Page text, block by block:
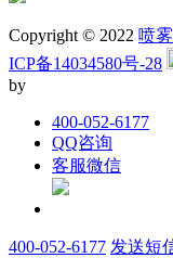
Copyright © 2022 喷
ICP备14034580号-28
by
400-052-6177
QQ咨询
客服微信
400-052-6177 发送短